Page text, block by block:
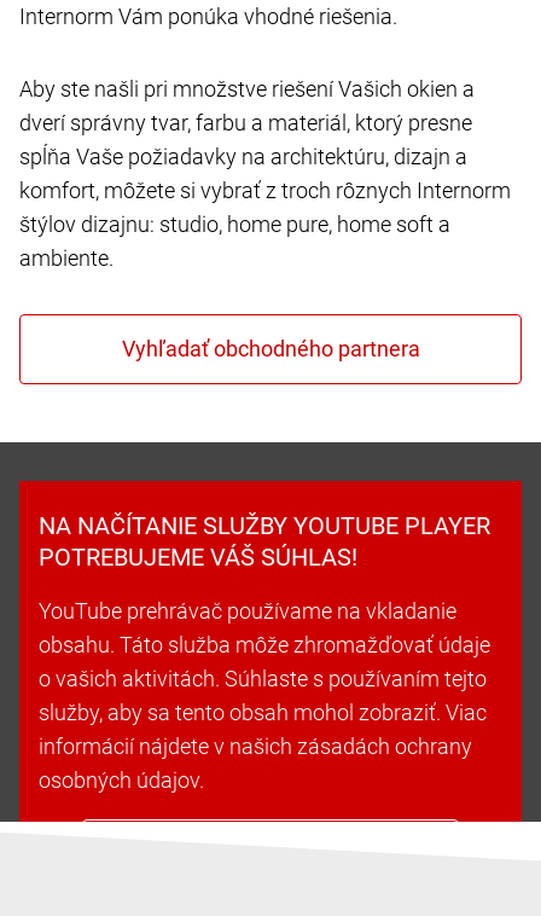
Internorm Vám ponúka vhodné riešenia.
Aby ste našli pri množstve riešení Vašich okien a
dverí správny tvar, farbu a materiál, ktorý presne
spĺňa Vaše požiadavky na architektúru, dizajn a
komfort, môžete si vybrať z troch rôznych Internorm
štýlov dizajnu: studio, home pure, home soft a
ambiente.
NA NAČÍTANIE SLUŽBY YOUTUBE PLAYER
POTREBUJEME VÁŠ SÚHLAS!
YouTube prehrávač používame na vkladanie
obsahu. Táto služba môže zhromažďovať údaje
o vašich aktivitách. Súhlaste s používaním tejto
služby, aby sa tento obsah mohol zobraziť. Viac
informácií nájdete v našich zásadách ochrany
osobných údajov.